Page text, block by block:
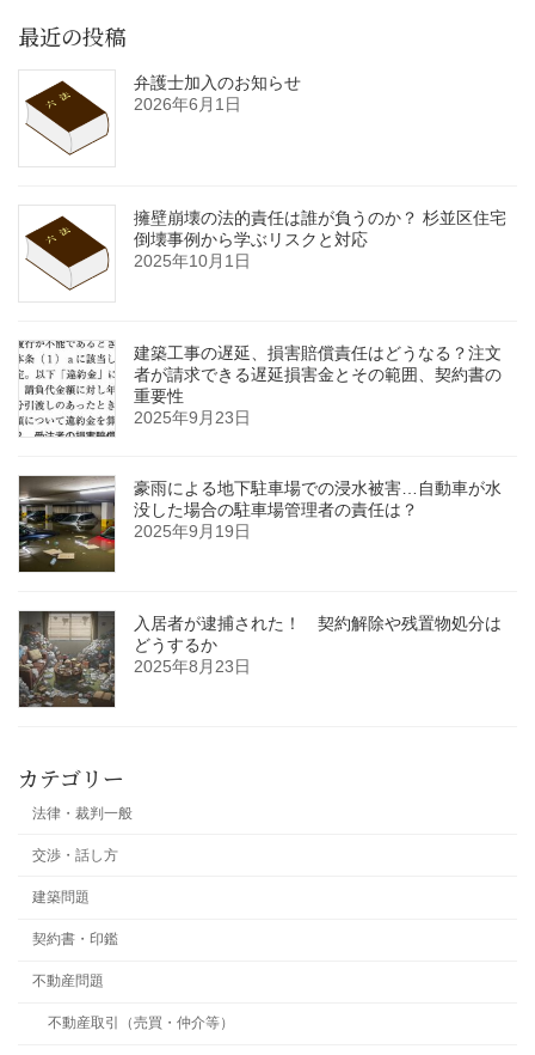
最近の投稿
弁護士加入のお知らせ
2026年6月1日
擁壁崩壊の法的責任は誰が負うのか？ 杉並区住宅
倒壊事例から学ぶリスクと対応
2025年10月1日
建築工事の遅延、損害賠償責任はどうなる？注文
者が請求できる遅延損害金とその範囲、契約書の
重要性
2025年9月23日
豪雨による地下駐車場での浸水被害…自動車が水
没した場合の駐車場管理者の責任は？
2025年9月19日
入居者が逮捕された！ 契約解除や残置物処分は
どうするか
2025年8月23日
カテゴリー
法律・裁判一般
交渉・話し方
建築問題
契約書・印鑑
不動産問題
不動産取引（売買・仲介等）